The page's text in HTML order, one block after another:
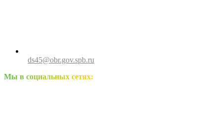
ds45@obr.gov.spb.ru
Мы в социальных сетях: